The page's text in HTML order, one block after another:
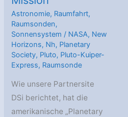
Astronomie, Raumfahrt,
Raumsonden,
Sonnensystem / NASA, New
Horizons, Nh, Planetary
Society, Pluto, Pluto-Kuiper-
Express, Raumsonde
Wie unsere Partnersite
DSi berichtet, hat die
amerikanische „Planetary